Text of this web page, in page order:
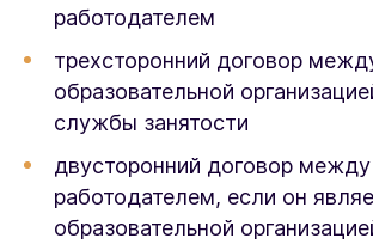
работодателем
трехсторонний договор
образовательной
службы занятости
двусторонний договор
работодателем, если он
образовательной